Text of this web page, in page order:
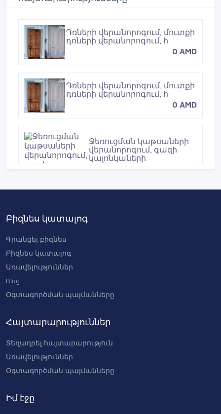
Դռների վերանորոգում, մուտքի
դռների վերանորոգում, հ
0 AMD
Դռների վերանորոգում, մուտքի
դռների վերանորոգում, հ
0 AMD
Ջեռուցման կաթսաների
վերանորոգում, գազի
կալոնկաների
Բիզնես կատալոգ
Գրանցել բիզնես
Բիզնես կատալոգ
Առավելություններ
Blog
Օգտագործման պայմանները
Հայտարարություններ
Տեղադրել հայտարարություն
Առավելություններ
Օգտագործման պայմանները
Իմ էջը